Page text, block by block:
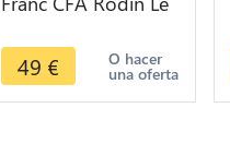
Gold 999% PF BE
Proof
49 € O hacer
una oferta